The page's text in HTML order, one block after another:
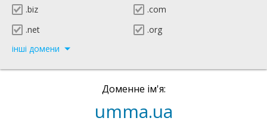
.biz
.com
.net
.org
інші домени
Доменне ім'я:
umma.ua